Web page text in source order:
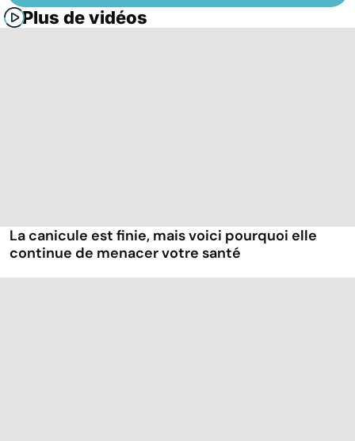
Plus de vidéos
La canicule est finie, mais voici pourquoi elle
continue de menacer votre santé